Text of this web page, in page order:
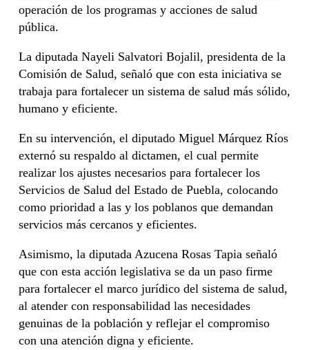
operación de los programas y acciones de salud
pública.
La diputada Nayeli Salvatori Bojalil, presidenta de la
Comisión de Salud, señaló que con esta iniciativa se
trabaja para fortalecer un sistema de salud más sólido,
humano y eficiente.
En su intervención, el diputado Miguel Márquez Ríos
externó su respaldo al dictamen, el cual permite
realizar los ajustes necesarios para fortalecer los
Servicios de Salud del Estado de Puebla, colocando
como prioridad a las y los poblanos que demandan
servicios más cercanos y eficientes.
Asimismo, la diputada Azucena Rosas Tapia señaló
que con esta acción legislativa se da un paso firme
para fortalecer el marco jurídico del sistema de salud,
al atender con responsabilidad las necesidades
genuinas de la población y reflejar el compromiso
con una atención digna y eficiente.